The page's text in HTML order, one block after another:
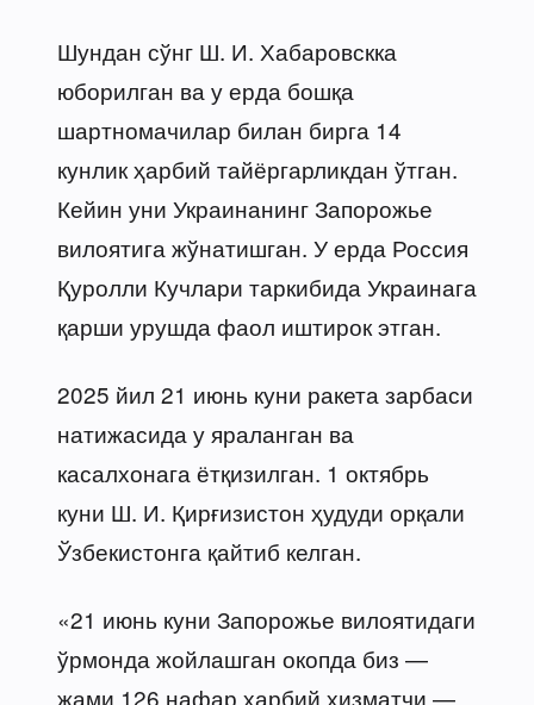
Шундан сўнг Ш. И. Хабаровскка
юборилган ва у ерда бошқа
шартномачилар билан бирга 14
кунлик ҳарбий тайёргарликдан ўтган.
Кейин уни Украинанинг Запорожье
вилоятига жўнатишган. У ерда Россия
Қуролли Кучлари таркибида Украинага
қарши урушда фаол иштирок этган.
2025 йил 21 июнь куни ракета зарбаси
натижасида у яраланган ва
касалхонага ётқизилган. 1 октябрь
куни Ш. И. Қирғизистон ҳудуди орқали
Ўзбекистонга қайтиб келган.
«21 июнь куни Запорожье вилоятидаги
ўрмонда жойлашган окопда биз —
жами 126 нафар ҳарбий хизматчи —